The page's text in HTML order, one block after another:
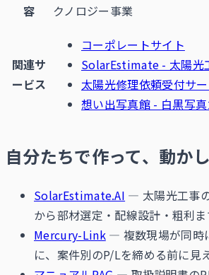
容
クノロジー事業
関連サ
ービス
コーポレートサイト
SolarEstimate - 太陽光
太陽光修理依頼受付サ
想い出写真館 - 白黒写
自分たちで作って、動か
SolarEstimate.AI — 太陽光工事
から部材選定・配線設計・粗利
Mercury-Link — 複数現場が同時
に、案件別のP/Lを締める前に見